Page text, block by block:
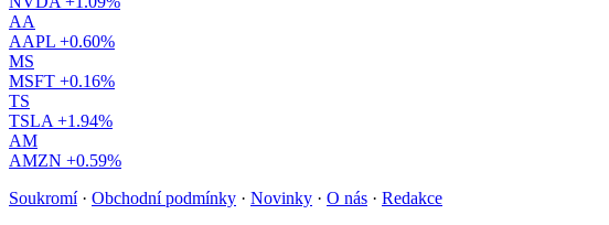
AA
AAPL +0.60%
MS
MSFT +0.16%
TS
TSLA +1.94%
AM
AMZN +0.59%
Soukromí · Obchodní podmínky · Novinky · O nás · Redakce